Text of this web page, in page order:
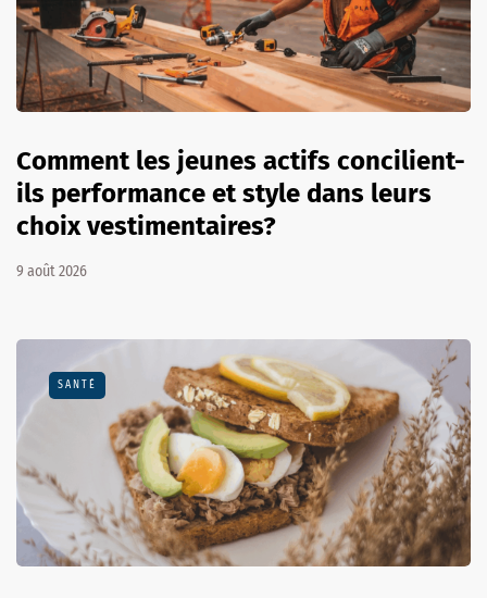
Comment les jeunes actifs concilient-
ils performance et style dans leurs
choix vestimentaires?
9 août 2026
SANTÉ